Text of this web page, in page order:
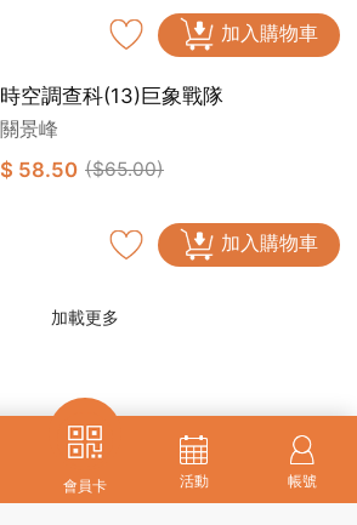
加入購物車
時空調查科(13)巨象戰隊
關景峰
$ 58.50 ($65.00)
加入購物車
加載更多
會員卡 活動 帳號